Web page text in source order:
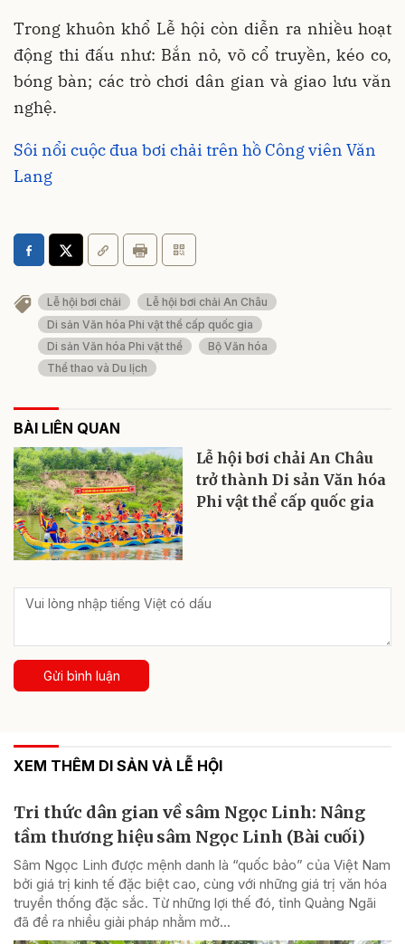
Trong khuôn khổ Lễ hội còn diễn ra nhiều hoạt
động thi đấu như: Bắn nỏ, võ cổ truyền, kéo co,
bóng bàn; các trò chơi dân gian và giao lưu văn
nghệ.
Sôi nổi cuộc đua bơi chải trên hồ Công viên Văn
Lang
Lễ hội bơi chải
Lễ hội bơi chải An Châu
Di sản Văn hóa Phi vật thể cấp quốc gia
Di sản Văn hóa Phi vật thể
Bộ Văn hóa
Thể thao và Du lịch
BÀI LIÊN QUAN
Lễ hội bơi chải An Châu
trở thành Di sản Văn hóa
Phi vật thể cấp quốc gia
Gửi bình luận
XEM THÊM DI SẢN VÀ LỄ HỘI
Tri thức dân gian về sâm Ngọc Linh: Nâng
tầm thương hiệu sâm Ngọc Linh (Bài cuối)
Sâm Ngọc Linh được mệnh danh là “quốc bảo” của Việt Nam
bởi giá trị kinh tế đặc biệt cao, cùng với những giá trị văn hóa
truyền thống đặc sắc. Từ những lợi thế đó, tỉnh Quảng Ngãi
đã đề ra nhiều giải pháp nhằm mở...